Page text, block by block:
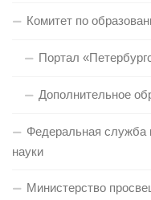
Комитет по
Портал
Дополнительное
Федеральная служба
науки
Министерство